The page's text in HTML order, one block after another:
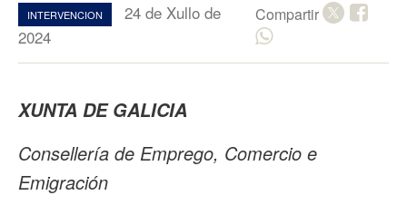
INTERVENCION
24 de Xullo de
2024
Compartir
XUNTA DE GALICIA
Consellería de Emprego, Comercio e
Emigración